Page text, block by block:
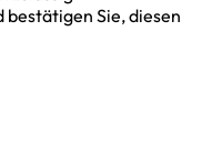
bestätigen Sie, diesen